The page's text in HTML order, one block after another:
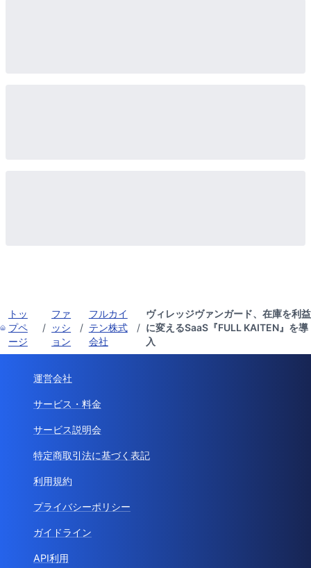
トッ
プペ
ージ
/
ファ
ッシ
ョン
/
フルカイ
テン株式
会社
/
ヴィレッジヴァンガード、在庫を利益
に変えるSaaS『FULL KAITEN』を導
入
運営会社
サービス・料金
サービス説明会
特定商取引法に基づく表記
利用規約
プライバシーポリシー
ガイドライン
API利用